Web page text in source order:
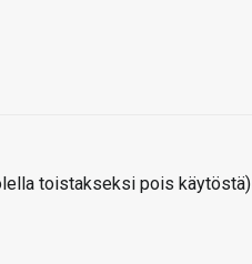
toistakseksi pois käytöstä)